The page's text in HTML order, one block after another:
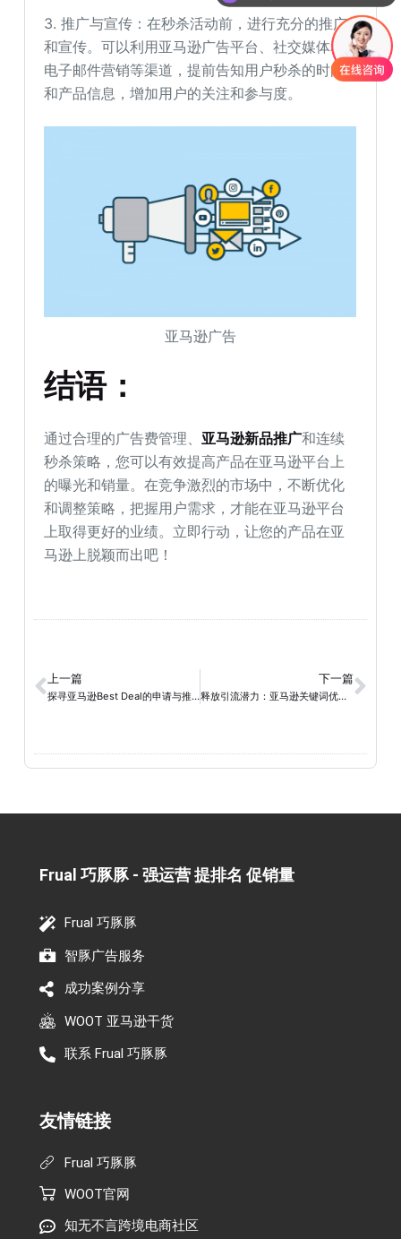
3. 推广与宣传：在秒杀活动前，进行充分的推广
和宣传。可以利用亚马逊广告平台、社交媒体和
电子邮件营销等渠道，提前告知用户秒杀的时间
和产品信息，增加用户的关注和参与度。
亚马逊广告
结语：
通过合理的广告费管理、亚马逊新品推广和连续
秒杀策略，您可以有效提高产品在亚马逊平台上
的曝光和销量。在竞争激烈的市场中，不断优化
和调整策略，把握用户需求，才能在亚马逊平台
上取得更好的业绩。立即行动，让您的产品在亚
马逊上脱颖而出吧！
上一篇
探寻亚马逊Best Deal的申请与推广策略
下一篇
释放引流潜力：亚马逊关键词优化与推广的秘籍!
Frual 巧豚豚 - 强运营 提排名 促销量​
Frual 巧豚豚
智豚广告服务
成功案例分享
WOOT 亚马逊干货
联系 Frual 巧豚豚
友情链接
Frual 巧豚豚
WOOT官网
知无不言跨境电商社区